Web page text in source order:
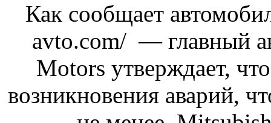
Как сообщает
avto.com/ — главный
Motors утверждает,
возникновения аварий,